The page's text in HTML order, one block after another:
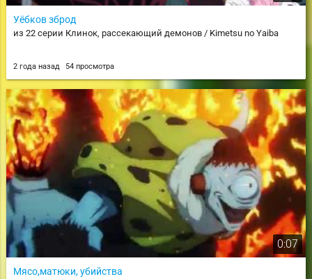
Уёбков зброд
из 22 серии Клинок, рассекающий демонов / Kimetsu no Yaiba
2 года назад 54 просмотра
0:07
Мясо,матюки, убийства